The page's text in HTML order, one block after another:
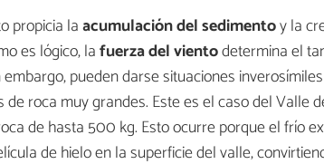
propicia laacumulación del sedimentoy la
es lógico, lafuerza del vientodetermina el
pueden darse situaciones
roca muy grandes. Este es el caso del Valle
de hasta 500 kg. Esto ocurre porque el frío
de hielo en la superficie del valle,